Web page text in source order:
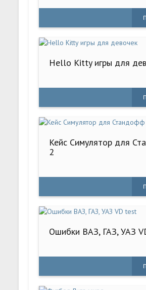
Hello Kitty игры для
Кейс Симулятор для
2
Ошибки ВАЗ, ГАЗ, УАЗ